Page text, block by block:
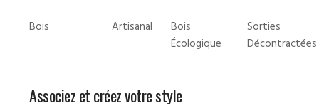
Bois
Artisanal
Bois
Écologique
Sorties
Décontractées
Associez et créez votre style